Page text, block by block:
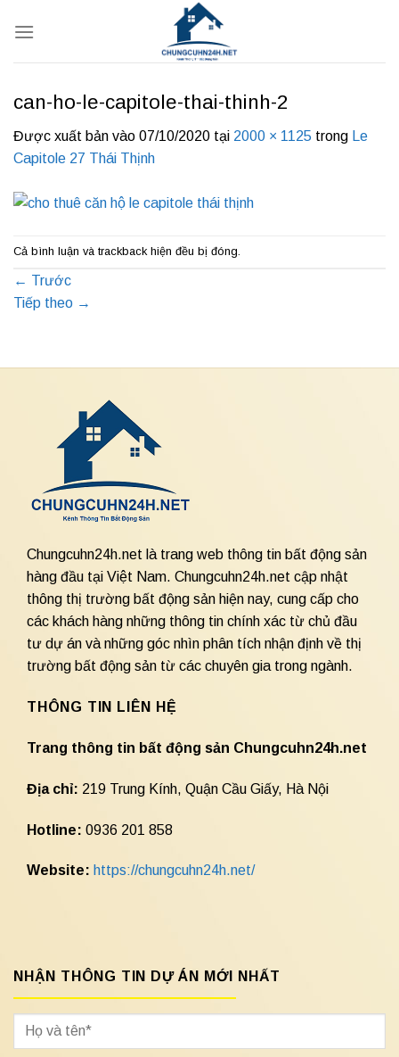
qua
can-ho-le-capitole-thai-thinh-2
Được xuất bản vào 07/10/2020 tại 2000 × 1125 trong
Le
Capitole 27 Thái Thịnh
Cả bình luận và trackback hiện đều bị đóng.
← Trước
Tiếp theo →
Chungcuhn24h.net là trang web thông tin bất động sản
hàng đầu tại Việt Nam. Chungcuhn24h.net cập nhật
thông thị trường bất động sản hiện nay, cung cấp cho
các khách hàng những thông tin chính xác từ chủ đầu
tư dự án và những góc nhìn phân tích nhận định về thị
trường bất động sản từ các chuyên gia trong ngành.
THÔNG TIN LIÊN HỆ
Trang thông tin bất động sản Chungcuhn24h.net
Địa chỉ: 219 Trung Kính, Quận Cầu Giấy, Hà Nội
Hotline: 0936 201 858
Website: https://chungcuhn24h.net/
NHẬN THÔNG TIN DỰ ÁN MỚI NHẤT